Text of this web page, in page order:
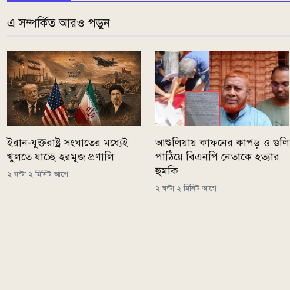
এ সম্পর্কিত আরও পড়ুন
ইরান-যুক্তরাষ্ট্র সংঘাতের মধ্যেই
খুলতে যাচ্ছে হরমুজ প্রণালি
২ ঘন্টা ২ মিনিট আগে
আশুলিয়ায় কাফনের কাপড় ও গুলি
পাঠিয়ে বিএনপি নেতাকে হত্যার
হুমকি
২ ঘন্টা ২ মিনিট আগে